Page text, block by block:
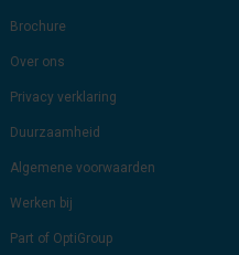
Brochure
Over ons
Privacy verklaring
Duurzaamheid
Algemene voorwaarden
Werken bij
Part of OptiGroup